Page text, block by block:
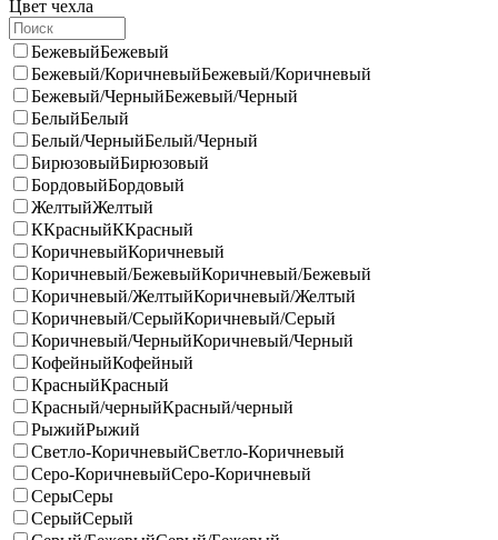
Цвет чехла
БежевыйБежевый
Бежевый/КоричневыйБежевый/Коричневый
Бежевый/ЧерныйБежевый/Черный
БелыйБелый
Белый/ЧерныйБелый/Черный
БирюзовыйБирюзовый
БордовыйБордовый
ЖелтыйЖелтый
ККрасныйККрасный
КоричневыйКоричневый
Коричневый/БежевыйКоричневый/Бежевый
Коричневый/ЖелтыйКоричневый/Желтый
Коричневый/СерыйКоричневый/Серый
Коричневый/ЧерныйКоричневый/Черный
КофейныйКофейный
КрасныйКрасный
Красный/черныйКрасный/черный
РыжийРыжий
Светло-КоричневыйСветло-Коричневый
Серо-КоричневыйСеро-Коричневый
СерыСеры
СерыйСерый